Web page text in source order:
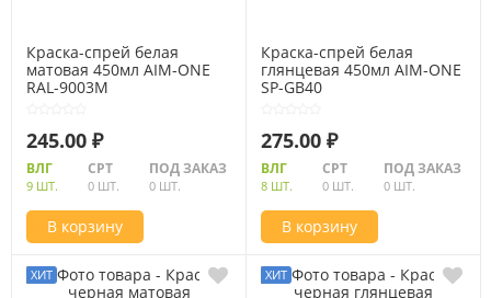
Краска-спрей белая
матовая 450мл AIM-ONE
RAL-9003M
245.00 ₽
ВЛГ
9 ШТ.
СРТ
0 ШТ.
ПОД ЗАКАЗ
0 ШТ.
В корзину
Краска-спрей белая
глянцевая 450мл AIM-ONE
SP-GB40
275.00 ₽
ВЛГ
8 ШТ.
СРТ
0 ШТ.
ПОД ЗАКАЗ
0 ШТ.
В корзину